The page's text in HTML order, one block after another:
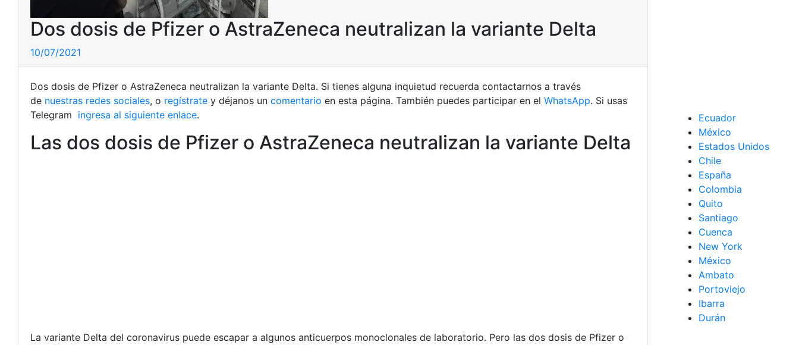
Dos dosis de Pfizer o AstraZeneca neutralizan la variante Delta
10/07/2021
Dos dosis de Pfizer o AstraZeneca neutralizan la variante Delta. Si tienes alguna inquietud recuerda contactarnos a través
de nuestras redes sociales, o regístrate y déjanos un comentario en esta página. También puedes participar en el WhatsApp. Si usas
Telegram ingresa al siguiente enlace.
Las dos dosis de Pfizer o AstraZeneca neutralizan la variante Delta
La variante Delta del coronavirus puede escapar a algunos anticuerpos monoclonales de laboratorio. Pero las dos dosis de Pfizer o
Ecuador
México
Estados Unidos
Chile
España
Colombia
Quito
Santiago
Cuenca
New York
México
Ambato
Portoviejo
Ibarra
Durán